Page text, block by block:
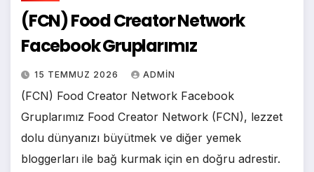
(FCN) Food Creator Network
Facebook Gruplarımız
15 TEMMUZ 2026 ADMIN
(FCN) Food Creator Network Facebook
Gruplarımız Food Creator Network (FCN), lezzet
dolu dünyanızı büyütmek ve diğer yemek
bloggerları ile bağ kurmak için en doğru adrestir.